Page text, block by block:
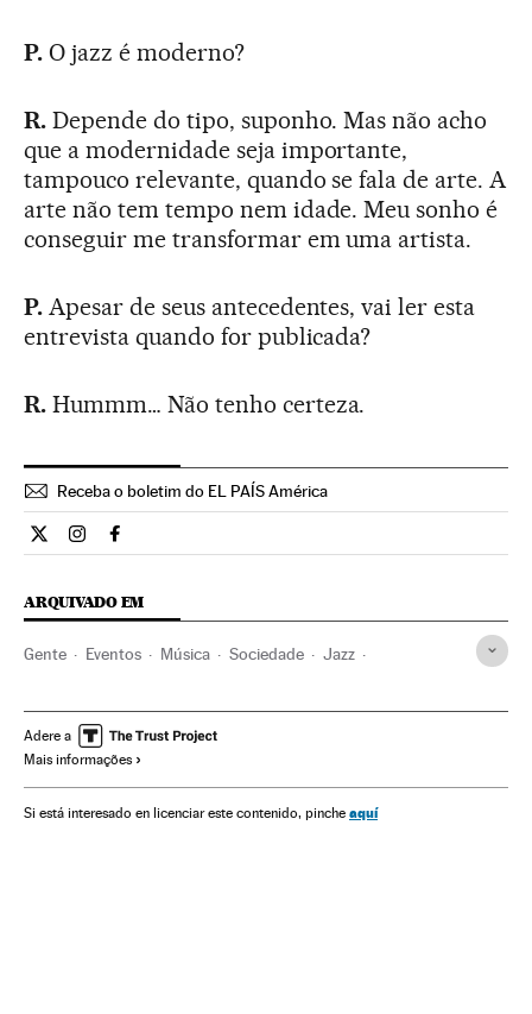
P. O jazz é moderno?
R.Depende do tipo, suponho. Mas não acho
que a modernidade seja importante,
tampouco relevante, quando se fala de arte. A
arte não tem tempo nem idade. Meu sonho é
conseguir me transformar em uma artista.
P. Apesar de seus antecedentes, vai ler esta
entrevista quando for publicada?
R.Hummm… Não tenho certeza.
Receba o boletim do EL PAÍS América
Cultura El País Brasil en Twitter
Cultura El País Brasil en Instagram
Cultura El País Brasil en Facebook
ARQUIVADO EM
Gente Eventos Música Sociedade Jazz
Festivais música Festivais
País Basco
Adere a
Mais informações
Si está interesado en licenciar este contenido, pinche aquí